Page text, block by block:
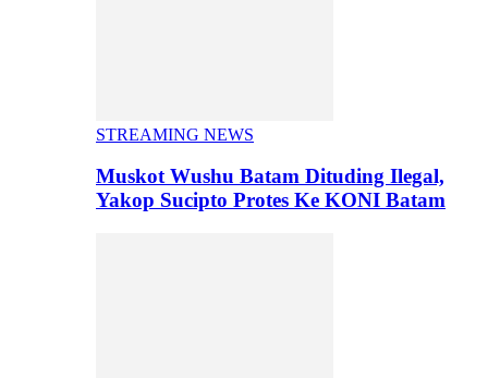
STREAMING NEWS
Muskot Wushu Batam Dituding Ilegal,
Yakop Sucipto Protes Ke KONI Batam